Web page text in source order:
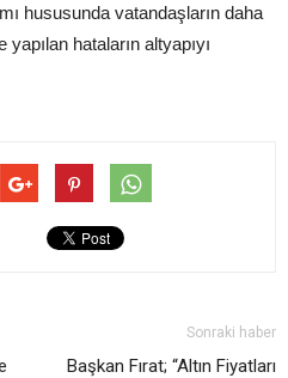
hususunda vatandaşların daha
hataların altyapıyı
Sonraki haber
Başkan Fırat; “Altın Fiyatları